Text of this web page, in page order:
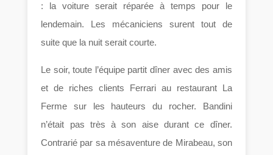
: la voiture serait réparée à temps pour le
lendemain. Les mécaniciens surent tout de
suite que la nuit serait courte.
Le soir, toute l’équipe partit dîner avec des amis
et de riches clients Ferrari au restaurant La
Ferme sur les hauteurs du rocher. Bandini
n’était pas très à son aise durant ce dîner.
Contrarié par sa mésaventure de Mirabeau, son